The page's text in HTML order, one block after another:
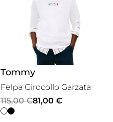
Tommy
Felpa Girocollo Garzata
115,00€
Il
prezzo
81,00 €
Il
prezzo